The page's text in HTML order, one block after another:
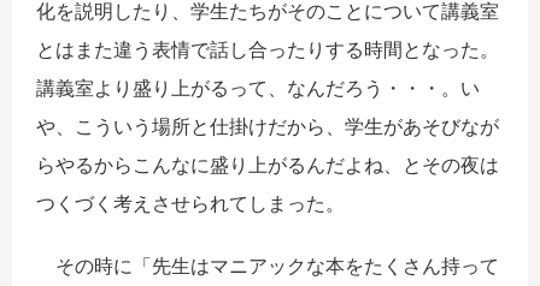
化を説明したり、学生たちがそのことについて講義室
とはまた違う表情で話し合ったりする時間となった。
講義室より盛り上がるって、なんだろう・・・。い
や、こういう場所と仕掛けだから、学生があそびなが
らやるからこんなに盛り上がるんだよね、とその夜は
つくづく考えさせられてしまった。
その時に「先生はマニアックな本をたくさん持って